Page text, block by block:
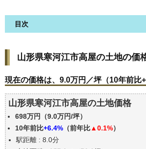
目次
現在の価格は、9.0万円／坪（10年
価格を詳細に分析しよう
山形県寒河江市高屋の土地の過去の
公示地価はいくら
エリアの将来性を人口予想から検討
自分の年収でいくらの不動産が買え
山形県寒河江市高屋の土地の価
現在の価格は、9.0万円／坪（10年前比
山形県寒河江市高屋の土地価格
698万円（9.0万円/坪）
10年前比+6.4% （前年比▲0.1%）
駅距離 : 8.0分